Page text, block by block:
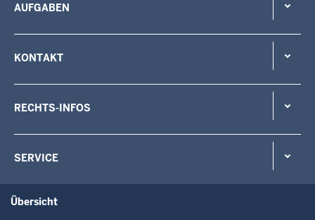
AUFGABEN
KONTAKT
RECHTS-INFOS
SERVICE
Übersicht